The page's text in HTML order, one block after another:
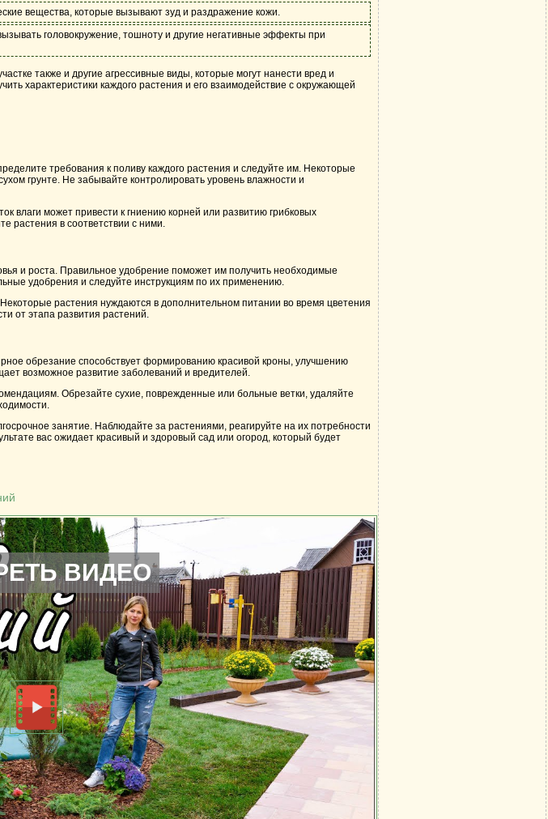
вещества, которые вызывают зуд и раздражение кожи.
головокружение, тошноту и другие негативные эффекты при
также и другие агрессивные виды, которые могут нанести вред и
характеристики каждого растения и его взаимодействие с окружающей
требования к поливу каждого растения и следуйте им. Некоторые
грунте. Не забывайте контролировать уровень влажности и
влаги может привести к гниению корней или развитию грибковых
растения в соответствии с ними.
и роста. Правильное удобрение поможет им получить необходимые
удобрения и следуйте инструкциям по их применению.
растения нуждаются в дополнительном питании во время цветения
от этапа развития растений.
обрезание способствует формированию красивой кроны, улучшению
возможное развитие заболеваний и вредителей.
Обрезайте сухие, поврежденные или больные ветки, удаляйте
занятие. Наблюдайте за растениями, реагируйте на их потребности
вас ожидает красивый и здоровый сад или огород, который будет
ВИДЕО